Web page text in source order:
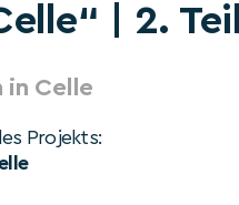
| 2. Teil
in Celle
Projekts: